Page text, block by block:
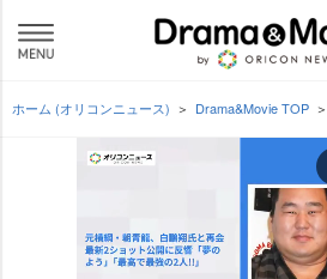
ホーム (オリコンニュース) Drama&Movie TOP